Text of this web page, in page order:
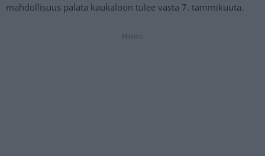
mahdollisuus palata kaukaloon tulee vasta 7. tammikuuta.
Mainos: